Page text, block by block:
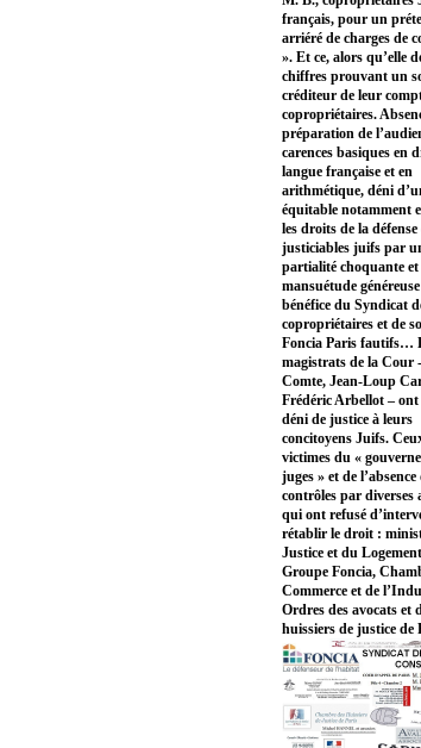
français, pour un
arriéré de charges de
». Et ce, alors qu’elle
chiffres prouvant un
créditeur de leur
copropriétaires.
préparation de
carences basiques en
langue française et en
arithmétique, déni
équitable notamment
les droits de la défense
justiciables juifs par
partialité choquante
mansuétude
bénéfice du Syndicat
copropriétaires et de
Foncia Paris fautifs…
magistrats de la Cour
Comte, Jean-Loup
Frédéric Arbellot –
déni de justice à leurs
concitoyens Juifs.
victimes du «
juges » et de l’absence
contrôles par diverses
qui ont refusé
rétablir le droit :
Justice et du
Groupe Foncia,
Commerce et de
Ordres des avocats et
huissiers de justice de